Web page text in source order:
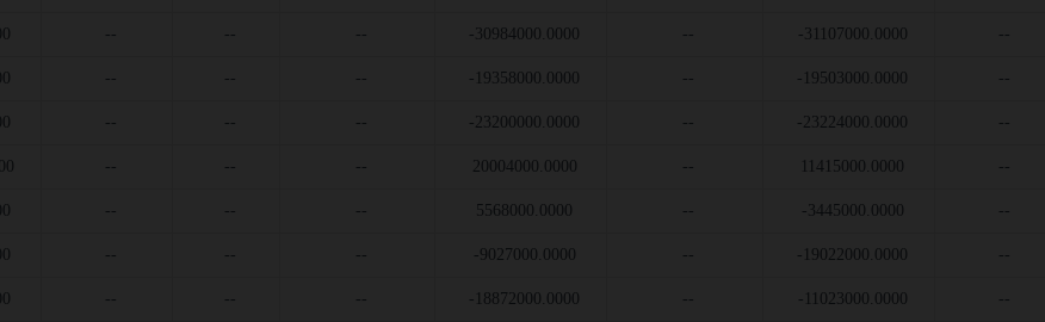
-- -- -- -30984000.0000 -- -31107000.0000 --
-- -- -- -19358000.0000 -- -19503000.0000 --
-- -- -- -23200000.0000 -- -23224000.0000 --
-- -- -- 20004000.0000 -- 11415000.0000 --
-- -- -- 5568000.0000 -- -3445000.0000 --
-- -- -- -9027000.0000 -- -19022000.0000 --
-- -- -- -18872000.0000 -- -11023000.0000 --